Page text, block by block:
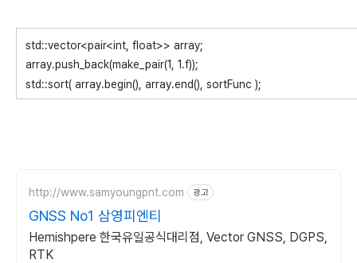
std::vector<pair<int, float>> array;
array.push_back(make_pair(1, 1.f));
std::sort( array.begin(), array.end(), sortFunc );
http://www.samyoungpnt.com 광고
GNSS No1 삼영피엔티
Hemishpere 한국유일공식대리점, Vector GNSS, DGPS,
RTK